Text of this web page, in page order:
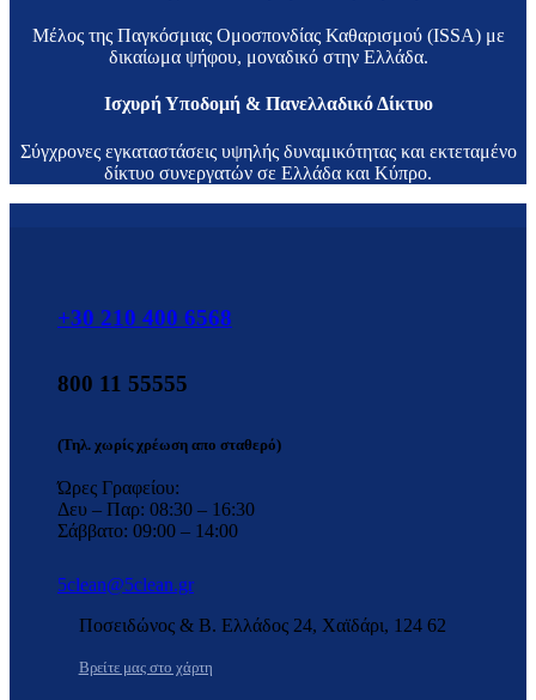
Μέλος της Παγκόσμιας Ομοσπονδίας Καθαρισμού (ISSA) με
δικαίωμα ψήφου, μοναδικό στην Ελλάδα.
Ισχυρή Υποδομή & Πανελλαδικό Δίκτυο
Σύγχρονες εγκαταστάσεις υψηλής δυναμικότητας και εκτεταμένο
δίκτυο συνεργατών σε Ελλάδα και Κύπρο.
+30 210 400 6568
800 11 55555
(Τηλ. χωρίς χρέωση απο σταθερό)
Ώρες Γραφείου:
Δευ – Παρ: 08:30 – 16:30
Σάββατο: 09:00 – 14:00
5clean@5clean.gr
Ποσειδώνος & Β. Ελλάδος 24, Χαϊδάρι, 124 62
Βρείτε μας στο χάρτη